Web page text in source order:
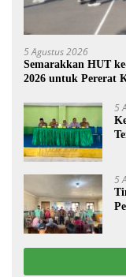
5 Agustus 2026
Semarakkan HUT
2026 untuk Pererat
5
5